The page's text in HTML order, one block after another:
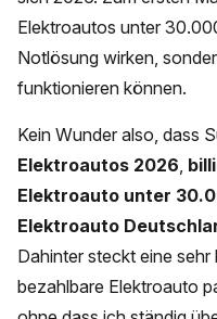
Elektroautos unter
Notlösung wirken,
funktionieren können.
Kein Wunder also, dass
Elektroautos 2026
Elektroauto unter
Elektroauto
Dahinter steckt eine
bezahlbare Elektroauto